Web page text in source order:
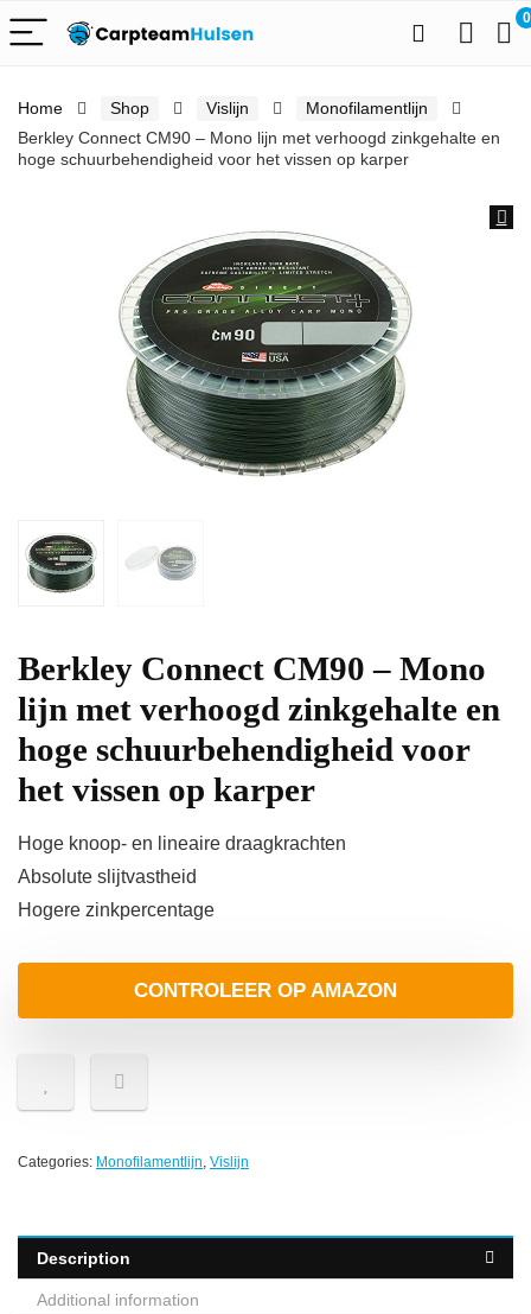
0
Home Shop Vislijn
Monofilamentlijn
Berkley Connect CM90 – Mono lijn met verhoogd zinkgehalte en
hoge schuurbehendigheid voor het vissen op karper
Berkley Connect CM90 – Mono
lijn met verhoogd zinkgehalte en
hoge schuurbehendigheid voor
het vissen op karper
Hoge knoop- en lineaire draagkrachten
Absolute slijtvastheid
Hogere zinkpercentage
CONTROLEER OP AMAZON
Categories: Monofilamentlijn, Vislijn
Description
Additional information